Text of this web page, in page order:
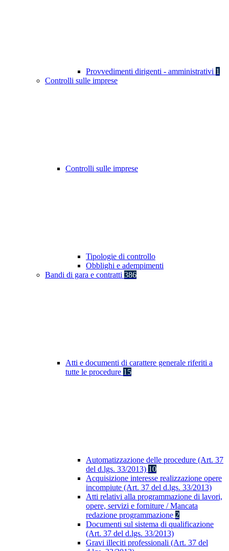
Provvedimenti dirigenti - amministrativi 1
Controlli sulle imprese
Controlli sulle imprese
Tipologie di controllo
Obblighi e adempimenti
Bandi di gara e contratti 386
Atti e documenti di carattere generale riferiti a
tutte le procedure 15
Automatizzazione delle procedure (Art. 37
del d.lgs. 33/2013) 10
Acquisizione interesse realizzazione opere
incompiute (Art. 37 del d.lgs. 33/2013)
Atti relativi alla programmazione di lavori,
opere, servizi e forniture / Mancata
redazione programmazione 2
Documenti sul sistema di qualificazione
(Art. 37 del d.lgs. 33/2013)
Gravi illeciti professionali (Art. 37 del